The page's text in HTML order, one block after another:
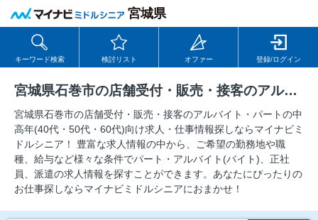
宮城県
キーワード検索 検討リスト オファー 登録/ログイン
宮城県石巻市の店舗受付・販売・接客のアルバイト・パートの求人
宮城県石巻市の店舗受付・販売・接客のアルバイト・パートの中
⾼年(40代・50代・60代)向け求⼈・仕事情報探しならマイナビミ
ドルシニア！ 豊富な求人情報の中から、ご希望の勤務地や職
種、給与など様々な条件でパート・アルバイト(バイト)、正社
員、派遣の求人情報を探すことができます。あなたにぴったりの
お仕事探しならマイナビミドルシニアにおまかせ！